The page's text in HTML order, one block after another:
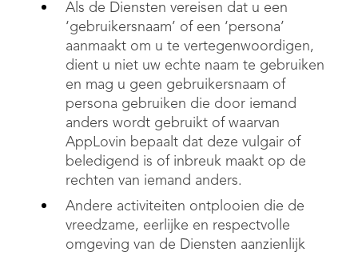
Als de Diensten vereisen dat u een
‘gebruikersnaam’ of een ‘persona’
aanmaakt om u te vertegenwoordigen,
dient u niet uw echte naam te gebruiken
en mag u geen gebruikersnaam of
persona gebruiken die door iemand
anders wordt gebruikt of waarvan
AppLovin bepaalt dat deze vulgair of
beledigend is of inbreuk maakt op de
rechten van iemand anders.
Andere activiteiten ontplooien die de
vreedzame, eerlijke en respectvolle
omgeving van de Diensten aanzienlijk